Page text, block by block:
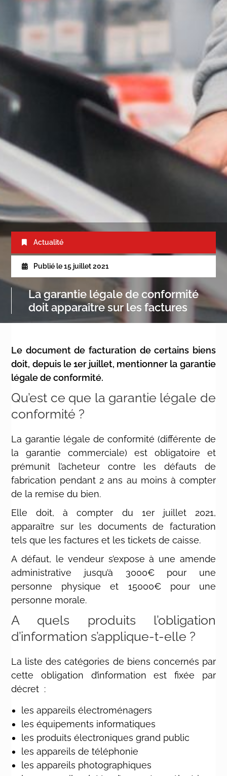
Actualité
Publié le 15 juillet 2021
La garantie légale de conformité
doit apparaître sur les factures
Le document de facturation de certains biens
doit, depuis le 1er juillet, mentionner la garantie
légale de conformité.
Qu’est ce que la garantie légale de
conformité ?
La garantie légale de conformité (différente de
la garantie commerciale) est obligatoire et
prémunit l’acheteur contre les défauts de
fabrication pendant 2 ans au moins à compter
de la remise du bien.
Elle doit, à compter du 1er juillet 2021,
apparaître sur les documents de facturation
tels que les factures et les tickets de caisse.
A défaut, le vendeur s’expose à une amende
administrative jusqu’à 3000€ pour une
personne physique et 15000€ pour une
personne morale.
A quels produits l’obligation
d’information s’applique-t-elle ?
La liste des catégories de biens concernés par
cette obligation d’information est fixée par
décret :
les appareils électroménagers
les équipements informatiques
les produits électroniques grand public
les appareils de téléphonie
les appareils photographiques